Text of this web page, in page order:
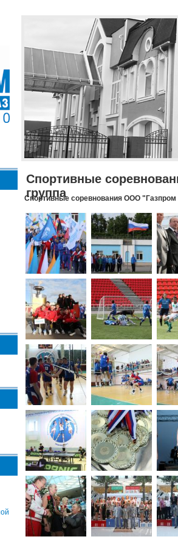
Спортивные
группа
Спортивные соревнования ООО "Газпром